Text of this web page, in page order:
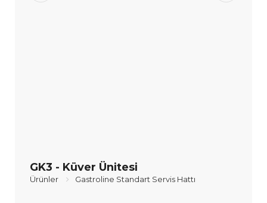
GK3 - Küver Ünitesi
Ürünler Gastroline Standart Servis Hattı